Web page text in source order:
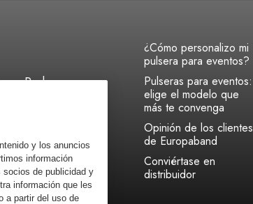
Park,
52
¿Cómo personalizo mi
pulsera para eventos?
Pulseras para eventos:
elige el modelo que
más te convenga
Opinión de los clientes
de Europaband
Conviértase en
distribuidor